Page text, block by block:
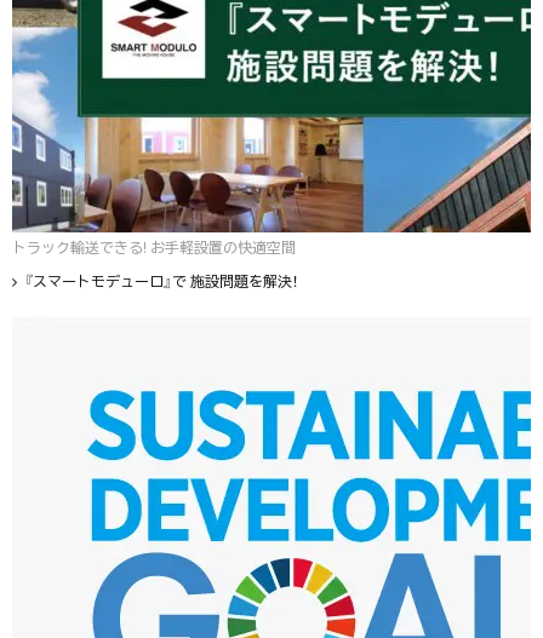
トラック輸送できる! お手軽設置の快適空間
『スマートモデューロ』で 施設問題を解決！